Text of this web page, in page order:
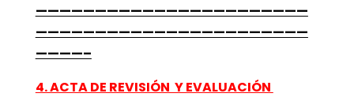
———————————————————————
———————————————————————
————–
4. ACTA DE REVISIÓN Y EVALUACIÓN